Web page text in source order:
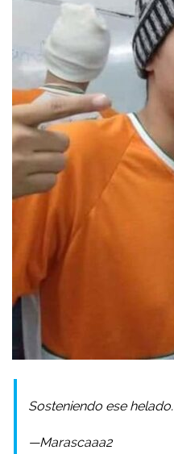
Sosteniendo ese helado.
—Marascaaa2